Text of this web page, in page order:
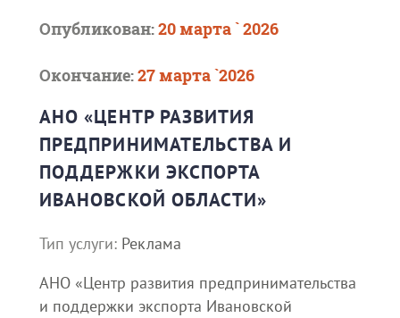
Опубликован:20 марта ` 2026
Окончание:27 марта `2026
АНО «ЦЕНТР РАЗВИТИЯ
ПРЕДПРИНИМАТЕЛЬСТВА И
ПОДДЕРЖКИ ЭКСПОРТА
ИВАНОВСКОЙ ОБЛАСТИ»
Тип услуги: Реклама
АНО «Центр развития предпринимательства
и поддержки экспорта Ивановской